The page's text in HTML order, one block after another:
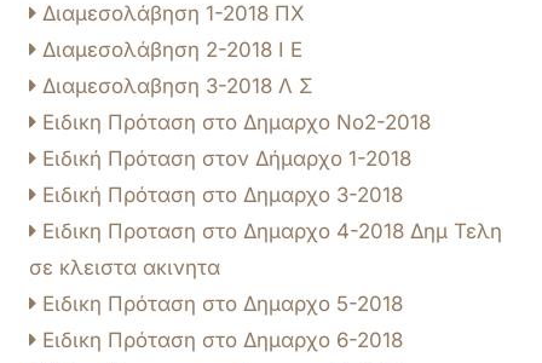
Διαμεσολάβηση 1-2018 ΠΧ
Διαμεσολάβηση 2-2018 I Ε
Διαμεσολαβηση 3-2018 Λ Σ
Ειδικη Πρόταση στο Δημαρχο Νο2-2018
Ειδική Πρόταση στον Δήμαρχο 1-2018
Ειδική Πρόταση στο Δημαρχο 3-2018
Ειδικη Προταση στο Δημαρχο 4-2018 Δημ Τελη
σε κλειστα ακινητα
Ειδικη Πρόταση στο Δημαρχο 5-2018
Ειδικη Πρόταση στο Δημαρχο 6-2018